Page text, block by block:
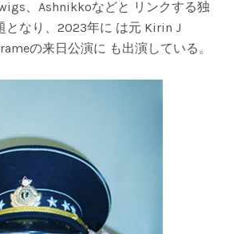
、Ashnikkoなどと リンクする独
となり、2023年に は元 Kirin J
の来日公演に も出演している。